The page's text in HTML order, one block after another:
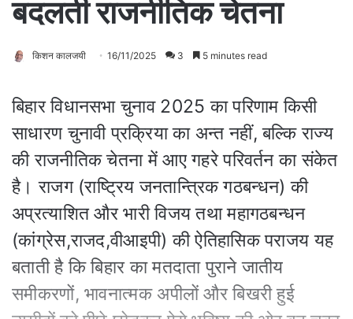
बदलती राजनीतिक चेतना
किशन कालजयी 16/11/2025 3 5 minutes read
बिहार विधानसभा चुनाव 2025 का परिणाम किसी
साधारण चुनावी प्रक्रिया का अन्त नहीं, बल्कि राज्य
की राजनीतिक चेतना में आए गहरे परिवर्तन का संकेत
है। राजग (राष्ट्रिय जनतान्त्रिक गठबन्धन) की
अप्रत्याशित और भारी विजय तथा महागठबन्धन
(कांग्रेस,राजद,वीआइपी) की ऐतिहासिक पराजय यह
बताती है कि बिहार का मतदाता पुराने जातीय
समीकरणों, भावनात्मक अपीलों और बिखरी हुई